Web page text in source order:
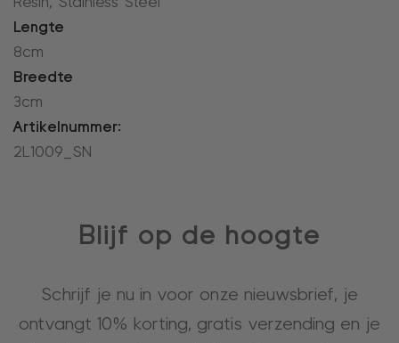
Lengte
8cm
Breedte
3cm
Artikelnummer:
2L1009_SN
Blijf op de hoogte
Schrijf je nu in voor onze nieuwsbrief, je
ontvangt 10% korting, gratis verzending en je